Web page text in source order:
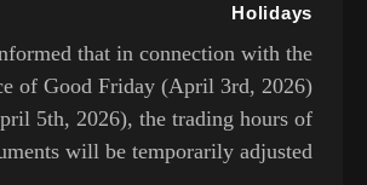
Holidays
that in connection with the
of Good Friday (April 3rd, 2026)
5th, 2026), the trading hours of
will be temporarily adjusted.